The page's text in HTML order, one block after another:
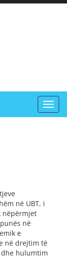
në UBT, i
nëpërmjet
në
e
në drejtim të
hulumtim